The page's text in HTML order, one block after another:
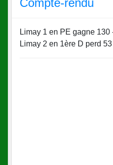
Compte-rendu
Limay 1 en PE gagne
Limay 2 en 1ère D perd